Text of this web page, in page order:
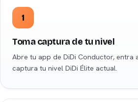
1
Toma captura de tu nivel
Abre tu app de DiDi Conductor, entra
captura tu nivel DiDi Élite actual.